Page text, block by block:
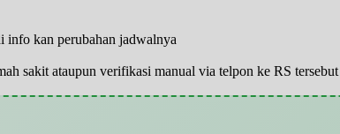
info kan perubahan jadwalnya
sakit ataupun verifikasi manual via telpon ke RS